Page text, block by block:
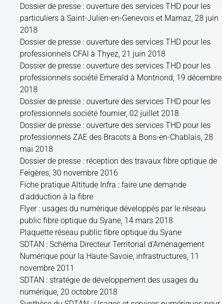
Dossier de presse : ouverture des services THD pour les
particuliers à Saint-Julien-en-Genevois et Marnaz, 28 juin
2018
Dossier de presse : ouverture des services THD pour les
professionnels CFAI à Thyez, 21 juin 2018
Dossier de presse : ouverture des services THD pour les
professionnels société Emerald à Montriond, 19 décembre
2018
Dossier de presse : ouverture des services THD pour les
professionnels société fournier, 02 juillet 2018
Dossier de presse : ouverture des services THD pour les
professionnels ZAE des Bracots à Bons-en-Chablais, 28
mai 2018
Dossier de presse : réception des travaux fibre optique de
Feigères, 30 novembre 2016
Fiche pratique Altitude Infra : faire une demande
d’adduction à la fibre
Flyer : usages du numérique développés par le réseau
public fibre optique du Syane, 14 mars 2018
Plaquette réseau public fibre optique du Syane
SDTAN : Schéma Directeur Territorial d’Aménagement
Numérique pour la Haute-Savoie, infrastructures, 11
novembre 2011
SDTAN : stratégie de développement des usages du
numérique, 20 octobre 2018